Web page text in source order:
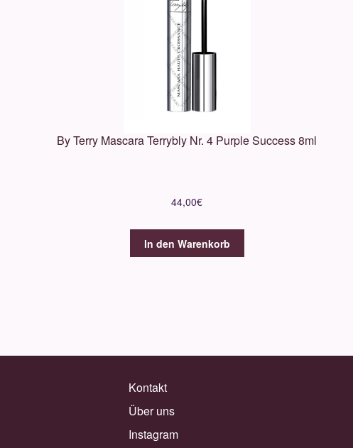
By Terry Mascara Terrybly Nr. 4 Purple Success 8ml
44,00€
In den Warenkorb
Kontakt
Über uns
Instagram